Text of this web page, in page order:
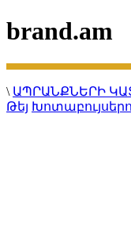
brand.am
\ ԱՊՐԱՆՔՆԵՐԻ
Թեյ